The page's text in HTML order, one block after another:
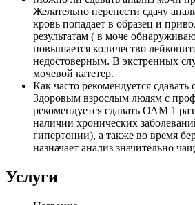
Желательно перенести сдачу
кровь попадает в образец и
результатам ( в моче
повышается количество
недостоверным. В экстренных
мочевой катетер.
Как часто рекомендуется
Здоровым взрослым людям с
рекомендуется сдавать ОАМ 1
наличии хронических
гипертонии), а также во время
назначает анализ значительно
Услуги